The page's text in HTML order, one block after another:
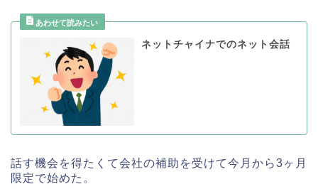
ネットチャイナでのネット会話
話す機会を得たくて会社の補助を受けて今月から3ヶ月
限定で始めた。